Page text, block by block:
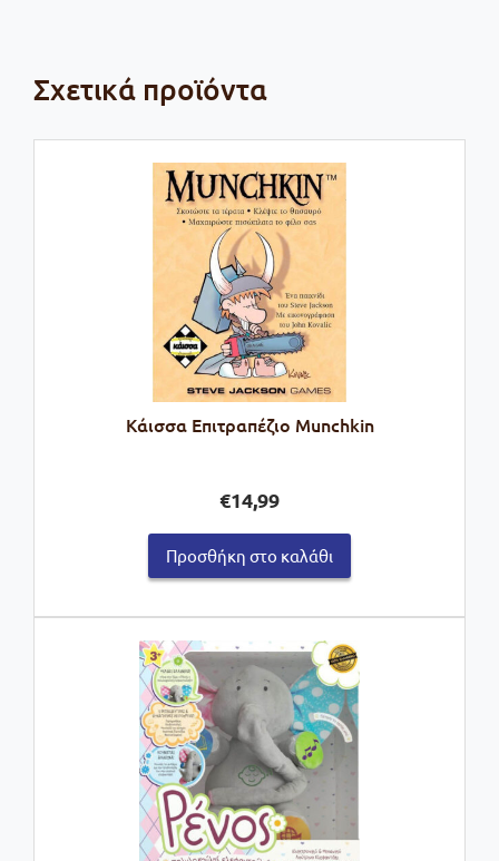
Σχετικά προϊόντα
Κάισσα Επιτραπέζιο Munchkin
€14,99
Προσθήκη στο καλάθι